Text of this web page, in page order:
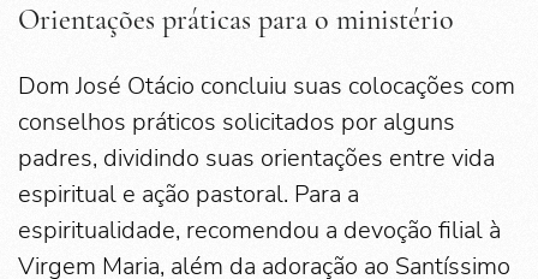
Orientações práticas para o ministério
Dom José Otácio concluiu suas colocações com
conselhos práticos solicitados por alguns
padres, dividindo suas orientações entre vida
espiritual e ação pastoral. Para a
espiritualidade, recomendou a devoção filial à
Virgem Maria, além da adoração ao Santíssimo